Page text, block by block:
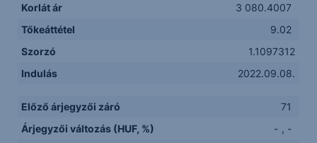
Korlát ár
3 080.4007
Tőkeáttétel
9.02
Szorzó
1.1097312
Indulás
2022.09.08.
Előző árjegyzői záró
71
Árjegyzői változás (HUF, %)
- , -